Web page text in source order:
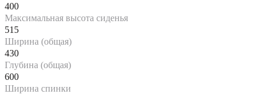
400
Максимальная высота сиденья
515
Ширина (общая)
430
Глубина (общая)
600
Ширина спинки